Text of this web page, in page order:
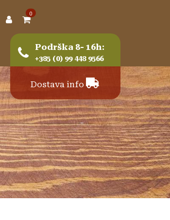
0
Podrška 8- 16h:
+385 (0) 99 448 9566
Dostava info